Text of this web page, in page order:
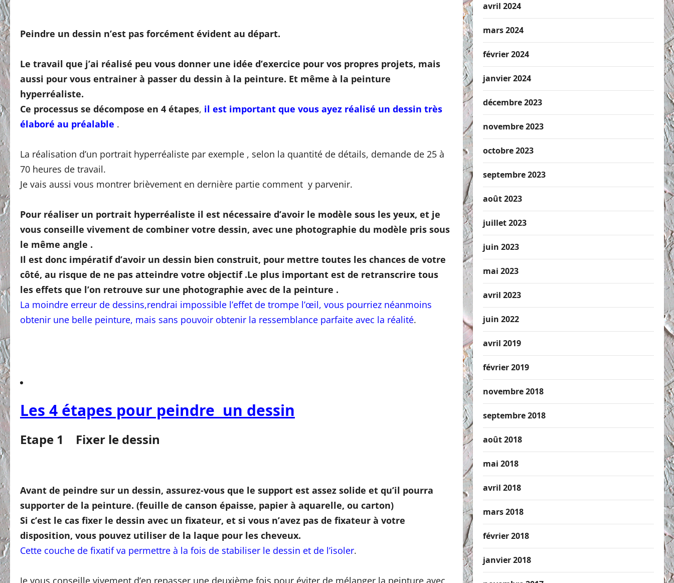
Peindre un dessin n’est pas forcément évident au départ.
Le travail que j’ai réalisé peu vous donner une idée d’exercice pour vos propres projets, mais
aussi pour vous entrainer à passer du dessin à la peinture. Et même à la peinture
hyperréaliste.
Ce processus se décompose en 4 étapes, il est important que vous ayez réalisé un dessin très
élaboré au préalable .
La réalisation d’un portrait hyperréaliste par exemple , selon la quantité de détails, demande de 25 à
70 heures de travail.
Je vais aussi vous montrer brièvement en dernière partie comment y parvenir.
Pour réaliser un portrait hyperréaliste il est nécessaire d’avoir le modèle sous les yeux, et je
vous conseille vivement de combiner votre dessin, avec une photographie du modèle pris sous
le même angle .
Il est donc impératif d’avoir un dessin bien construit, pour mettre toutes les chances de votre
côté, au risque de ne pas atteindre votre objectif .Le plus important est de retranscrire tous
les effets que l’on retrouve sur une photographie avec de la peinture .
La moindre erreur de dessins,rendrai impossible l’effet de trompe l’œil, vous pourriez néanmoins
obtenir une belle peinture, mais sans pouvoir obtenir la ressemblance parfaite avec la réalité.
Les 4 étapes pour peindre un dessin
Etape 1 Fixer le dessin
Avant de peindre sur un dessin, assurez-vous que le support est assez solide et qu’il pourra
supporter de la peinture. (feuille de canson épaisse, papier à aquarelle, ou carton)
Si c’est le cas fixer le dessin avec un fixateur, et si vous n’avez pas de fixateur à votre
disposition, vous pouvez utiliser de la laque pour les cheveux.
Cette couche de fixatif va permettre à la fois de stabiliser le dessin et de l’isoler.
avril 2024
mars 2024
février 2024
janvier 2024
décembre 2023
novembre 2023
octobre 2023
septembre 2023
août 2023
juillet 2023
juin 2023
mai 2023
avril 2023
juin 2022
avril 2019
février 2019
novembre 2018
septembre 2018
août 2018
mai 2018
avril 2018
mars 2018
février 2018
janvier 2018